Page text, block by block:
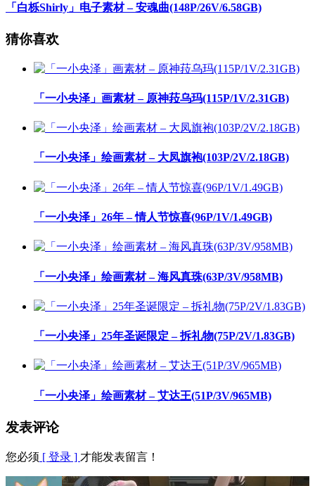
「白栎Shirly」电子素材 – 安魂曲(148P/26V/6.58GB)
猜你喜欢
「一小央泽」画素材 – 原神菈乌玛(115P/1V/2.31GB)
「一小央泽」绘画素材 – 大凤旗袍(103P/2V/2.18GB)
「一小央泽」26年 – 情人节惊喜(96P/1V/1.49GB)
「一小央泽」绘画素材 – 海风真珠(63P/3V/958MB)
「一小央泽」25年圣诞限定 – 拆礼物(75P/2V/1.83GB)
「一小央泽」绘画素材 – 艾达王(51P/3V/965MB)
发表评论
您必须 [ 登录 ] 才能发表留言！